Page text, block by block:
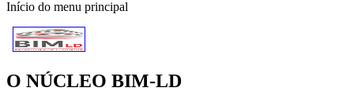
Início do menu principal
O NÚCLEO BIM-LD